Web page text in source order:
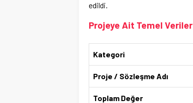
edildi.
Projeye Ait Temel Veriler
Kategori
Proje / Sözleşme Adı
Toplam Değer